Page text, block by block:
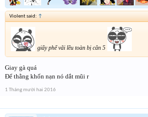
Violent said: ↑
giấy phế vãi lều toàn bị cân 5
Giay gà quá
Để thằng khốn nạn nó dắt mũi r
1 Tháng mười hai 2016